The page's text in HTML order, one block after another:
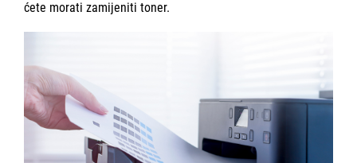
ćete morati zamijeniti toner.